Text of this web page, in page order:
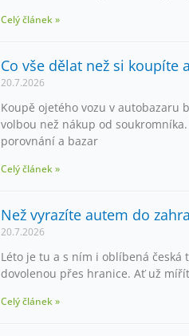
Celý článek »
Co vše dělat než si koupíte
20.7.2026
Koupě ojetého vozu v
volbou než nákup od
porovnání a bazar
Celý článek »
Než vyrazíte autem do
20.7.2026
Léto je tu a s ním i oblíbená
dovolenou přes hranice. Ať už
Celý článek »